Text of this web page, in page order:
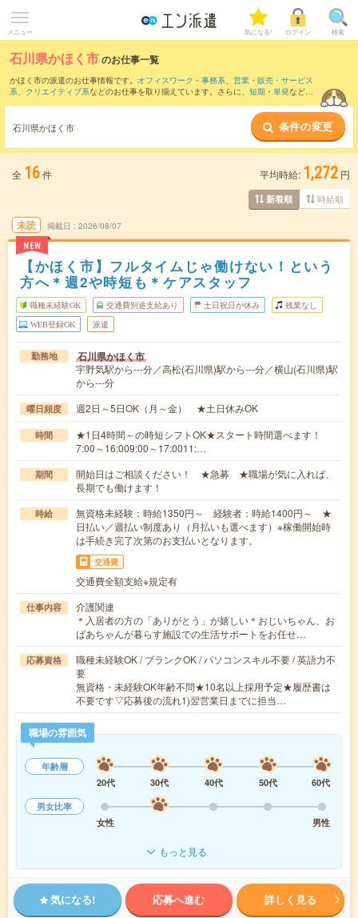
メニュー 気になる! ログイン 検索
石川県かほく市のお仕事一覧
かほく市の派遣のお仕事情報です。 オフィスワーク・事務系、 営業・販売・サービス
系、 クリエイティブ系などのお仕事を取り揃えています。さらに、 短期 ・ 単発などの
また、金沢市 ・ 小矢部市
など隣接エリアのお仕事もご確認いただけ
ます。
石川県かほく市 条件の変更
全 16件 平均時給: 1,272 円
新着順 時給順
未読
NEW
掲載日 2026/08/07
【かほく市】フルタイムじゃ働けない！という
方へ＊週2や時短も＊ケアスタッフ
職種未経験OK 交通費別途支給あり 土日祝日が休み 残業なし
WEB登録OK 派遣
勤務地 石川県かほく市
宇野気駅から---分／高松(石川県)駅から---分／横山(石川県)駅
から---分
曜日頻度 週2日～5日OK（月～金） ★土日休みOK
時間
★1日4時間～の時短シフトOK★スタート時間選べます！
7:00～16:009:00～17:0011:…
期間
開始日はご相談ください！ ★急募 ★職場が気に入れば、
長期でも働けます！
時給
無資格未経験：時給1350円～ 経験者：時給1400円～ ★
日払い／週払い制度あり（月払いも選べます）※稼働開始時
は手続き完了次第のお支払いとなります。
交通費
交通費全額支給※規定有
仕事内容
介護関連
＊入居者の方の「ありがとう」が嬉しい＊おじいちゃん、お
ばあちゃんが暮らす施設での生活サポートをお任せ…
応募資格
職種未経験OK / ブランクOK / パソコンスキル不要 / 英語力不
要
無資格・未経験OK年齢不問★10名以上採用予定★履歴書は
不要です▽応募後の流れ1)翌営業日までに担当…
職場の雰囲気
年齢層
20代
30代 40代 50代
60代
男女比率
女性
男性
もっと見る
気になる! 応募へ進む 詳しく見る